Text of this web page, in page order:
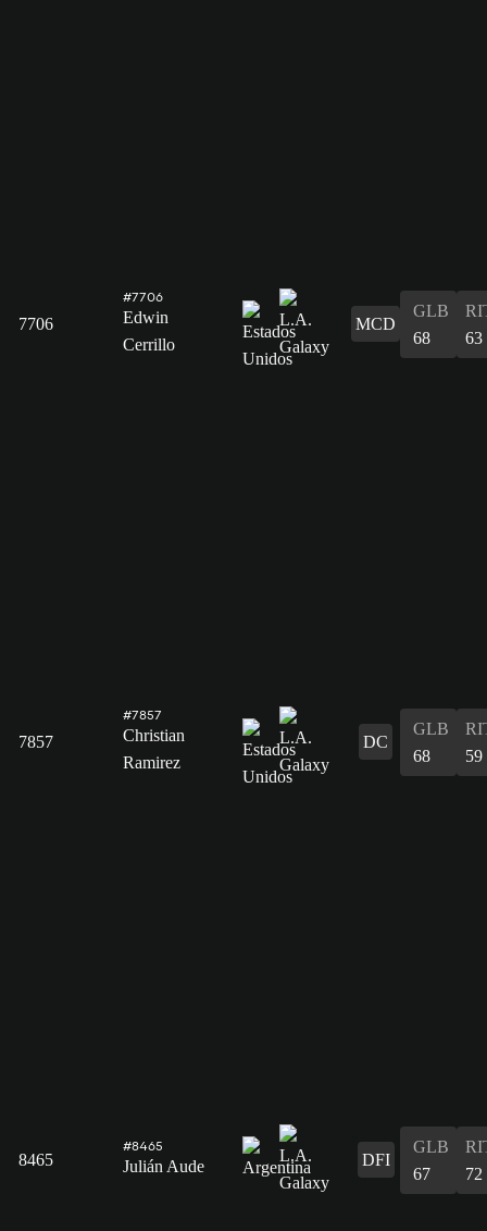
7706
#7706
Edwin
Cerrillo
MCD
GLB
68
63
7857
#7857
Christian
Ramirez
DC
GLB
68
59
8465
#8465
Julián Aude DFI
GLB
67
72